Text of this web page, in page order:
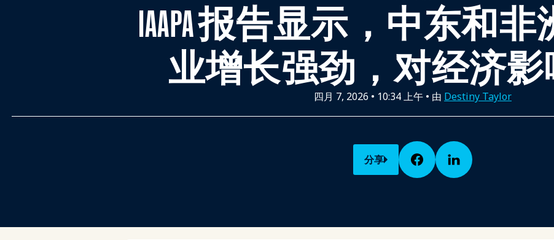
IAAPA 报告显示，中东和
业增长强劲，对经济
四月 7, 2026 • 10:34 上午 • 由 Destiny Taylor
分享